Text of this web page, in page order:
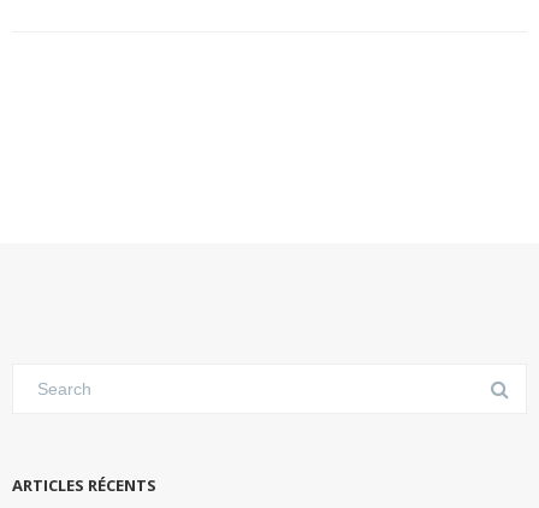
ARTICLES RÉCENTS